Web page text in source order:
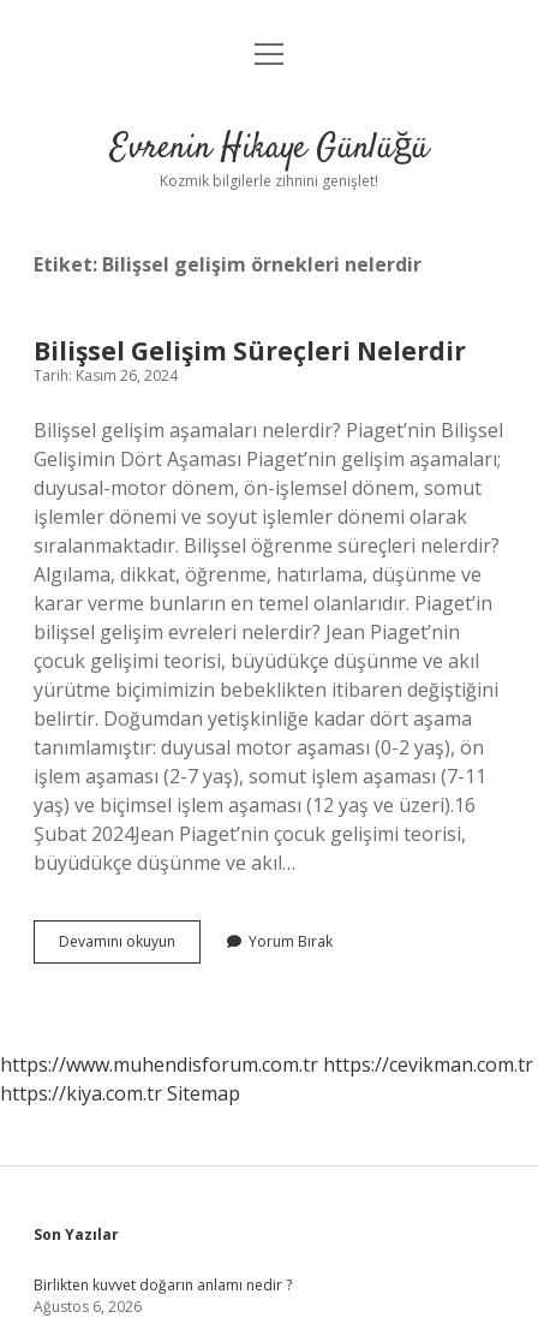
Anasayfa
Yasal Uyarı
menüyü
Evrenin Hikaye Günlüğü
Kozmik bilgilerle zihnini genişlet!
Etiket: Bilişsel gelişim örnekleri nelerdir
Bilişsel Gelişim Süreçleri Nelerdir
Tarih: Kasım 26, 2024
Bilişsel gelişim aşamaları nelerdir? Piaget’nin Bilişsel
Gelişimin Dört Aşaması Piaget’nin gelişim aşamaları;
duyusal-motor dönem, ön-işlemsel dönem, somut
işlemler dönemi ve soyut işlemler dönemi olarak
sıralanmaktadır. Bilişsel öğrenme süreçleri nelerdir?
Algılama, dikkat, öğrenme, hatırlama, düşünme ve
karar verme bunların en temel olanlarıdır. Piaget’in
bilişsel gelişim evreleri nelerdir? Jean Piaget’nin
çocuk gelişimi teorisi, büyüdükçe düşünme ve akıl
yürütme biçimimizin bebeklikten itibaren değiştiğini
belirtir. Doğumdan yetişkinliğe kadar dört aşama
tanımlamıştır: duyusal motor aşaması (0-2 yaş), ön
işlem aşaması (2-7 yaş), somut işlem aşaması (7-11
yaş) ve biçimsel işlem aşaması (12 yaş ve üzeri).16
Şubat 2024Jean Piaget’nin çocuk gelişimi teorisi,
büyüdükçe düşünme ve akıl…
Devamını okuyun
Gelişim
Yorum Bırak
https://www.muhendisforum.com.tr https://cevikman.com.tr
https://kiya.com.trSitemap
Sidebar
Son Yazılar
Birlikten kuvvet doğarın anlamı nedir ?
Ağustos 6, 2026